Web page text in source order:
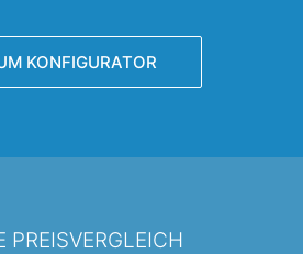
KONFIGURATOR
PREISVERGLEICH